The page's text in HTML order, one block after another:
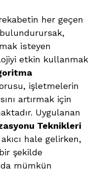
her geçen
bulundurursak,
isteyen
etkin kullanmak
işletmelerin
artırmak için
Uygulanan
Teknikleri
hale gelirken,
şekilde
da mümkün